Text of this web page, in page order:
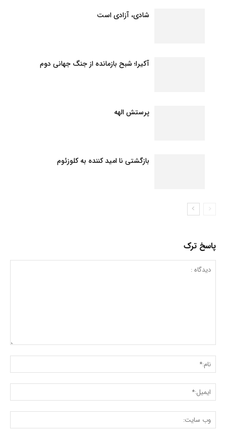
شادی، آزادی است
آکیرا؛ شبح بازمانده از جنگ جهانی دوم
پرستش الهه
بازگشتی نا امید کننده به کلوزئوم
پاسخ ترک